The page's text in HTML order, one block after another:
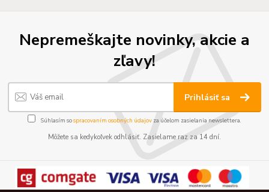
Nepremeškajte novinky, akcie a
zľavy!
Prihlásiť sa
Súhlasím sospracovaním osobných údajov za účelom zasielania newslettera.
Môžete sa kedykoľvek odhlásiť. Zasielame raz za 14 dní.